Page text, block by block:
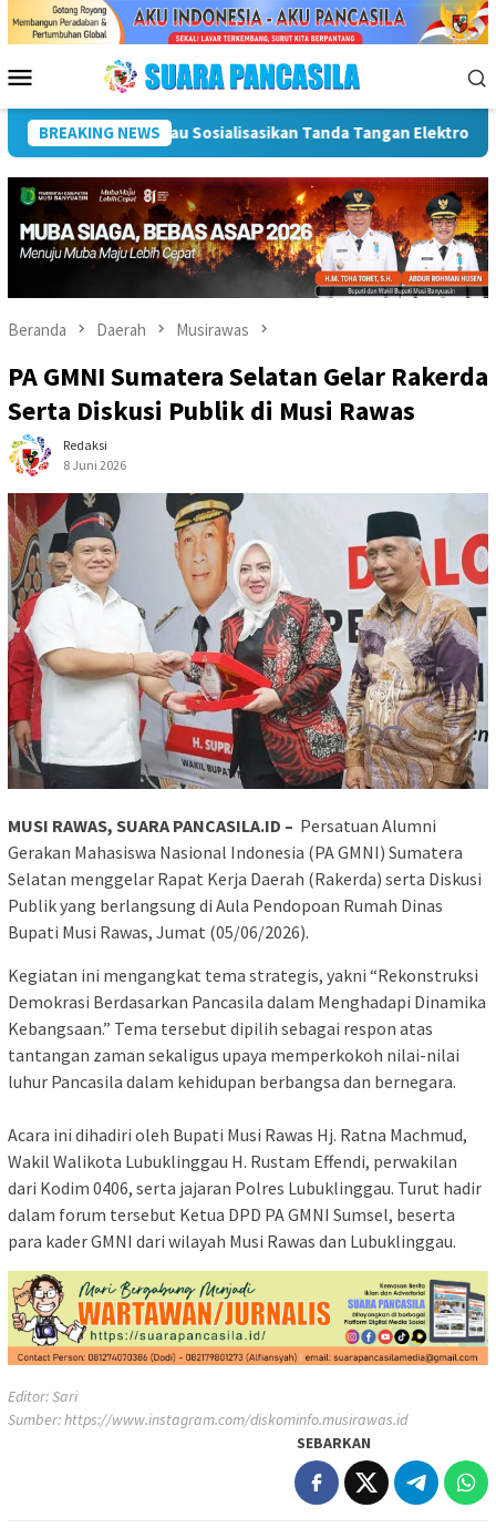
Menu
Mobile
BREAKING NEWS
Percepatan SPBE Dorong UMKM Naik Kelas, Ratu
Beranda Daerah Musirawas
PA GMNI Sumatera Selatan Gelar Rakerda
Serta Diskusi Publik di Musi Rawas
Redaksi
8 Juni 2026
MUSI RAWAS, SUARA PANCASILA.ID – Persatuan Alumni
Gerakan Mahasiswa Nasional Indonesia (PA GMNI) Sumatera
Selatan menggelar Rapat Kerja Daerah (Rakerda) serta Diskusi
Publik yang berlangsung di Aula Pendopoan Rumah Dinas
Bupati Musi Rawas, Jumat (05/06/2026).
Kegiatan ini mengangkat tema strategis, yakni “Rekonstruksi
Demokrasi Berdasarkan Pancasila dalam Menghadapi Dinamika
Kebangsaan.” Tema tersebut dipilih sebagai respon atas
tantangan zaman sekaligus upaya memperkokoh nilai-nilai
luhur Pancasila dalam kehidupan berbangsa dan bernegara.
‎Acara ini dihadiri oleh Bupati Musi Rawas Hj. Ratna Machmud,
Wakil Walikota Lubuklinggau H. Rustam Effendi, perwakilan
dari Kodim 0406, serta jajaran Polres Lubuklinggau. Turut hadir
dalam forum tersebut Ketua DPD PA GMNI Sumsel, beserta
para kader GMNI dari wilayah Musi Rawas dan Lubuklinggau.
Editor: Sari
Sumber:https://www.instagram.com/diskominfo.musirawas.id
SEBARKAN